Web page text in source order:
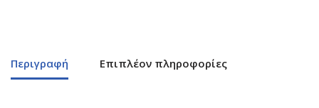
Περιγραφή Επιπλέον πληροφορίες